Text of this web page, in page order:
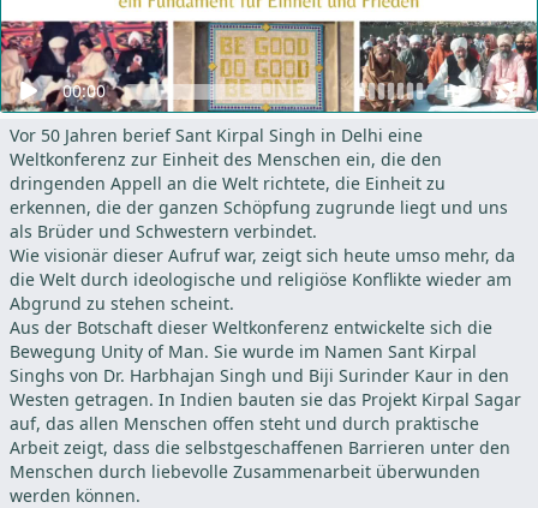
00:00
HD
Vor 50 Jahren berief Sant Kirpal Singh in Delhi eine
Weltkonferenz zur Einheit des Menschen ein, die den
dringenden Appell an die Welt richtete, die Einheit zu
erkennen, die der ganzen Schöpfung zugrunde liegt und uns
als Brüder und Schwestern verbindet.
Wie visionär dieser Aufruf war, zeigt sich heute umso mehr, da
die Welt durch ideologische und religiöse Konflikte wieder am
Abgrund zu stehen scheint.
Aus der Botschaft dieser Weltkonferenz entwickelte sich die
Bewegung Unity of Man. Sie wurde im Namen Sant Kirpal
Singhs von Dr. Harbhajan Singh und Biji Surinder Kaur in den
Westen getragen. In Indien bauten sie das Projekt Kirpal Sagar
auf, das allen Menschen offen steht und durch praktische
Arbeit zeigt, dass die selbstgeschaffenen Barrieren unter den
Menschen durch liebevolle Zusammenarbeit überwunden
werden können.